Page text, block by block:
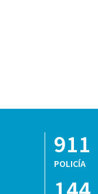
911
POLICÍA